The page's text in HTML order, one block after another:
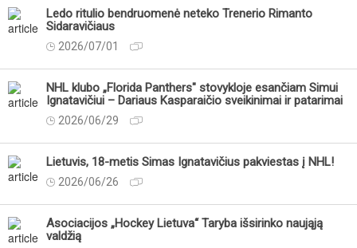
Ledo ritulio bendruomenė neteko Trenerio Rimanto
Sidaravičiaus
2026/07/01
NHL klubo „Florida Panthers" stovykloje esančiam Simui
Ignatavičiui – Dariaus Kasparaičio sveikinimai ir patarimai
2026/06/29
Lietuvis, 18-metis Simas Ignatavičius pakviestas į NHL!
2026/06/26
Asociacijos „Hockey Lietuva“ Taryba išsirinko naująją
valdžią